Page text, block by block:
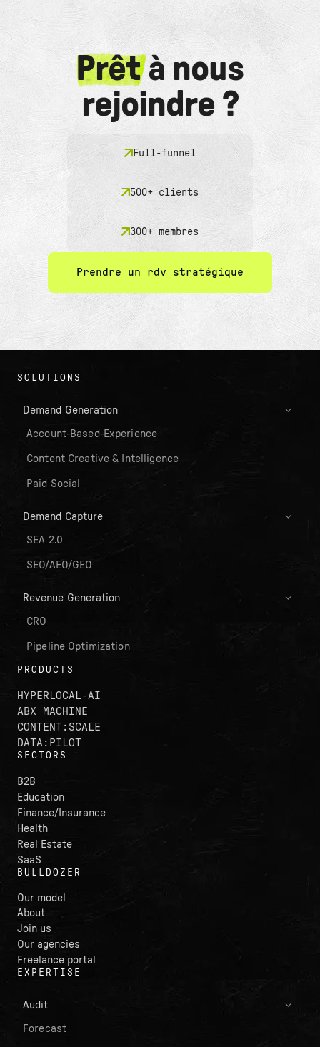
Prêtà nous
rejoindre ?
Full-funnel
500+ clients
300+ membres
Prendre un rdv stratégique
SOLUTIONS
Demand Generation
Account-Based-Experience
Content Creative & Intelligence
Paid Social
Demand Capture
SEA 2.0
SEO/AEO/GEO
Revenue Generation
CRO
Pipeline Optimization
PRODUCTS
HYPERLOCAL-AI
ABX MACHINE
CONTENT:SCALE
DATA:PILOT
SECTORS
B2B
Education
Finance/Insurance
Health
Real Estate
SaaS
BULLDOZER
Our model
About
Join us
Our agencies
Freelance portal
EXPERTISE
Audit
Forecast